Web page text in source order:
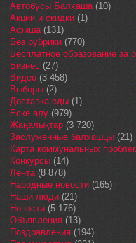
Автобусы Балхаша(10)
Акции и скидки (1)
Афиша(131)
Без рубрики (770)
Бесплатное образование за
Бизнес (27)
Видео (3 458)
Выборы (2)
Доставка еды (1)
Еске алу (979)
Жаңалықтар (3 720)
Заслуженные балхашцы (21)
Карта коммунальных
Конкурсы (14)
Лента(8 878)
Народные новости (165)
Наши люди (21)
Новости (5 176)
Объявления (13)
Поздравления (194)